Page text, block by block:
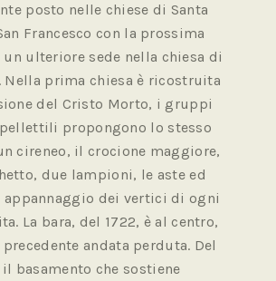
posto nelle chiese di Santa
Francesco con la prossima
ulteriore sede nella chiesa di
Nella prima chiesa è ricostruita
del Cristo Morto, i gruppi
propongono lo stesso
cireneo, il crocione maggiore,
due lampioni, le aste ed
appannaggio dei vertici di ogni
La bara, del 1722, è al centro,
andata perduta. Del
il basamento che sostiene